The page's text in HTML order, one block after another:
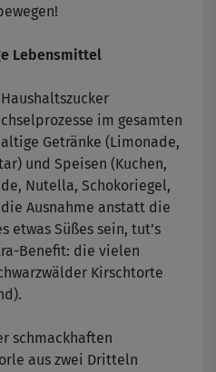
Lebensmittel
im gesamten
Getränke (Limonade,
und Speisen (Kuchen,
Nutella, Schokoriegel,
Ausnahme anstatt die
etwas Süßes sein, tut’s
Benefit: die vielen
Kirschtorte
schmackhaften
aus zwei Dritteln